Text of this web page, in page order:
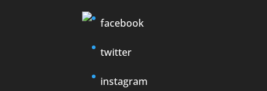
facebook
twitter
instagram